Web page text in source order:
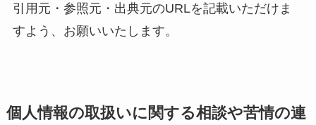
引用元・参照元・出典元のURLを記載いただけま
すよう、お願いいたします。
個人情報の取扱いに関する相談や苦情の連